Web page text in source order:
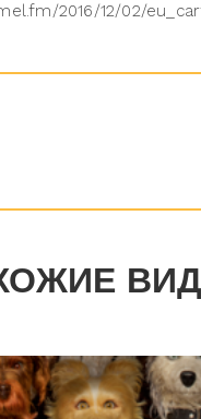
2016/12/02/